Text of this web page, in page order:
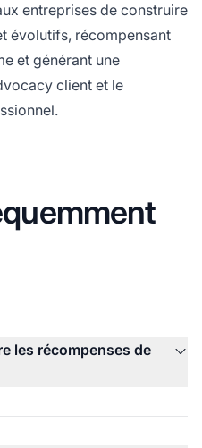
entreprises de construire
évolutifs, récompensant
et générant une
client et le
les récompenses de